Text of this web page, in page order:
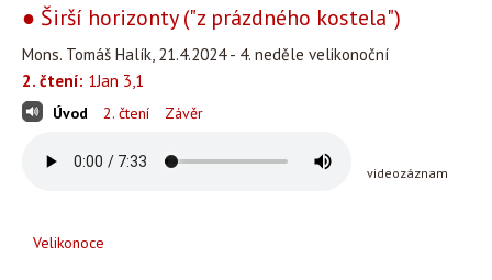
● Širší horizonty ("z prázdného kostela")
Mons. Tomáš Halík, 21.4.2024 - 4. neděle velikonoční
2. čtení: 1Jan 3,1
Úvod 2. čtení Závěr
videozáznam
Velikonoce